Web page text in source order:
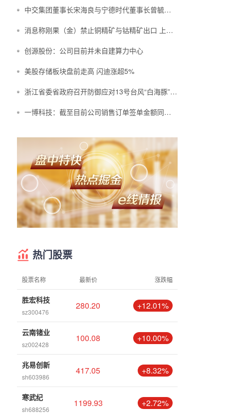
中交集团董事长宋海良与宁德时代董事长曾毓群举行会谈
消息称刚果（金）禁止铜精矿与钴精矿出口 上市公司回应
创源股份：公司目前并未自建算力中心
美股存储板块盘前走高 闪迪涨超5%
浙江省委省政府召开防御应对13号台风“白海豚”工作部署会议
一博科技：截至目前公司销售订单签单金额同比增长超过70%
热门股票
股票名称 最新价 涨跌幅
胜宏科技
sz300476
280.20 +12.01%
云南锗业
sz002428
100.08 +10.00%
兆易创新
sh603986
417.05 +8.32%
寒武纪
sh688256
1199.93 +2.72%